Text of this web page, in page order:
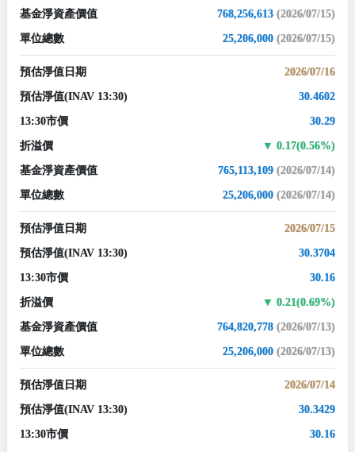
基金淨資產價值 768,256,613 (2026/07/15)
單位總數 25,206,000 (2026/07/15)
預估淨值日期 2026/07/16
預估淨值(INAV 13:30) 30.4602
13:30市價 30.29
折溢價 0.17(0.56%)
基金淨資產價值 765,113,109 (2026/07/14)
單位總數 25,206,000 (2026/07/14)
預估淨值日期 2026/07/15
預估淨值(INAV 13:30) 30.3704
13:30市價 30.16
折溢價 0.21(0.69%)
基金淨資產價值 764,820,778 (2026/07/13)
單位總數 25,206,000 (2026/07/13)
預估淨值日期 2026/07/14
預估淨值(INAV 13:30) 30.3429
13:30市價 30.16